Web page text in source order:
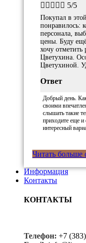
     5/5
Покупал в
понравилось:
персонала,
цены. Буду
хочу отметить
Цветухина.
Цветухиной.
Ответ
Добрый день.
своими
слышать такие
приходите еще
интересный
Читать больше
Информация
Контакты
КОНТАКТЫ
Телефон: +7